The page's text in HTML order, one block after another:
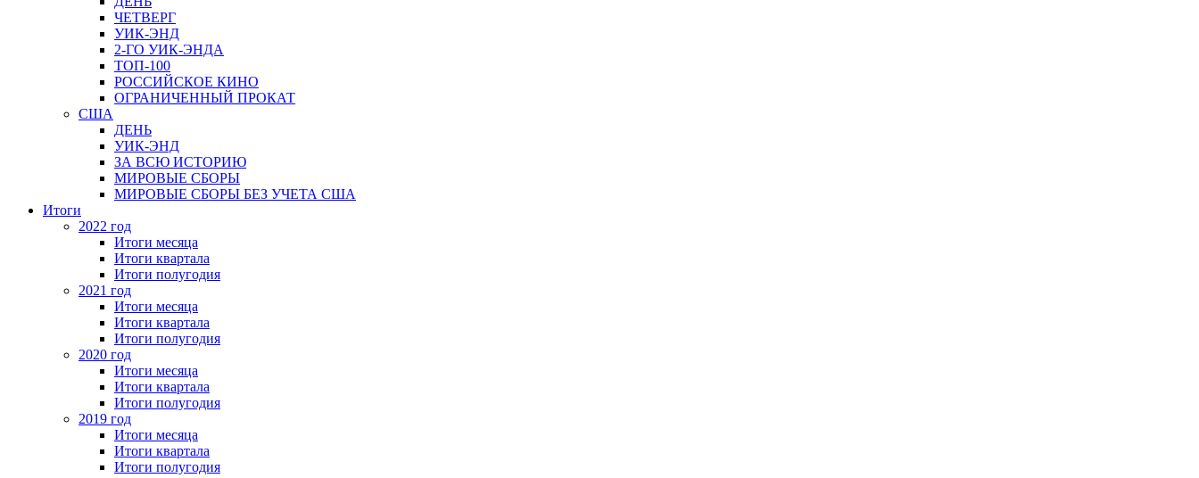
ЧЕТВЕРГ
УИК-ЭНД
2-ГО УИК-ЭНДА
ТОП-100
РОССИЙСКОЕ КИНО
ОГРАНИЧЕННЫЙ ПРОКАТ
США
ДЕНЬ
УИК-ЭНД
ЗА ВСЮ ИСТОРИЮ
МИРОВЫЕ СБОРЫ
МИРОВЫЕ СБОРЫ БЕЗ УЧЕТА США
Итоги
2022 год
Итоги месяца
Итоги квартала
Итоги полугодия
2021 год
Итоги месяца
Итоги квартала
Итоги полугодия
2020 год
Итоги месяца
Итоги квартала
Итоги полугодия
2019 год
Итоги месяца
Итоги квартала
Итоги полугодия